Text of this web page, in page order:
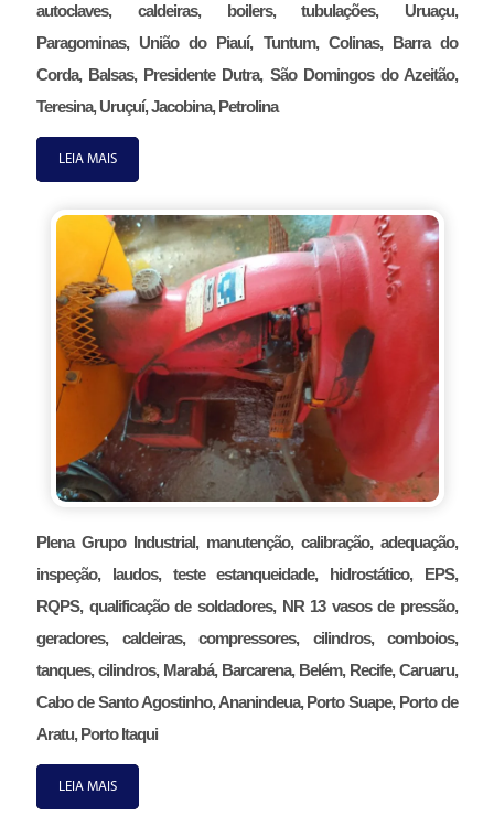
autoclaves, caldeiras, boilers, tubulações, Uruaçu,
Paragominas, União do Piauí, Tuntum, Colinas, Barra do
Corda, Balsas, Presidente Dutra, São Domingos do Azeitão,
Teresina, Uruçuí, Jacobina, Petrolina
LEIA MAIS
Plena Grupo Industrial, manutenção, calibração, adequação,
inspeção, laudos, teste estanqueidade, hidrostático, EPS,
RQPS, qualificação de soldadores, NR 13 vasos de pressão,
geradores, caldeiras, compressores, cilindros, comboios,
tanques, cilindros, Marabá, Barcarena, Belém, Recife, Caruaru,
Cabo de Santo Agostinho, Ananindeua, Porto Suape, Porto de
Aratu, Porto Itaqui
LEIA MAIS